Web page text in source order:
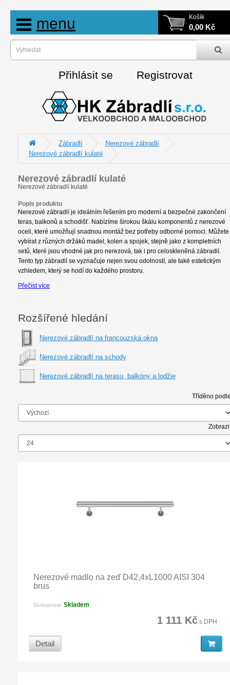
Košík
0,00 Kč
menu
Přihlásit se Registrovat
Zábradlí
Nerezové zábradlí
Nerezové zábradlí kulaté
Nerezové zábradlí kulaté
Nerezové zábradlí kulaté
Popis produktu
Nerezové zábradlí je ideálním řešením pro moderní a bezpečné zakončení
teras, balkonů a schodišť. Nabízíme širokou škálu komponentů z nerezové
oceli, které umožňují snadnou montáž bez potřeby odborné pomoci. Můžete
vybírat z různých držáků madel, kolen a spojek, stejně jako z kompletních
setů, které jsou vhodné jak pro nerezová, tak i pro celoskleněná zábradlí.
Tento typ zábradlí se vyznačuje nejen svou odolností, ale také estetickým
vzhledem, který se hodí do každého prostoru.
Přečíst více
Rozšířené hledání
Nerezové zábradlí na francouzská okna
Nerezové zábradlí na schody
Nerezové zábradlí na terasu, balkóny a lodžie
Tříděno
Nerezové madlo na zeď D42,4xL1000 AISI 304
brus
Dostupnost: Skladem
1 111 Kč s DPH
Detail